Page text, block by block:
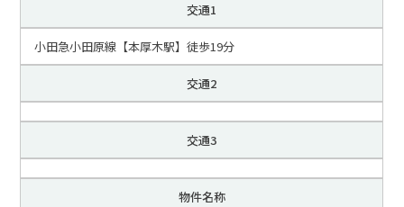
交通1
小田急小田原線【本厚木駅】徒歩19分
交通2
交通3
物件名称